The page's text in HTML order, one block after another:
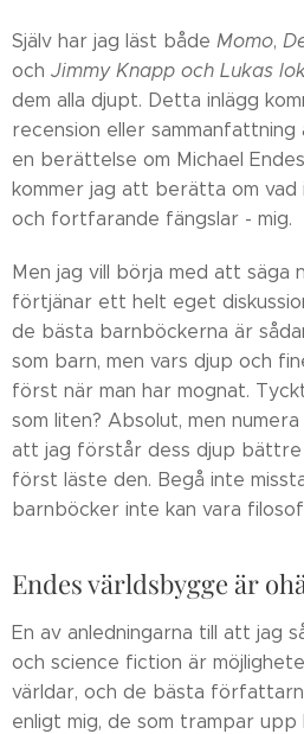
Själv har jag läst både Momo,
och Jimmy Knapp och Lukas
dem alla djupt. Detta inlägg
recension eller
en berättelse om Michael
kommer jag att berätta om vad
och fortfarande fängslar - mig.
Men jag vill börja med att säga
förtjänar ett helt eget
de bästa barnböckerna är
som barn, men vars djup och
först när man har mognat.
som liten? Absolut, men
att jag förstår dess djup bättre
först läste den. Begå inte
barnböcker inte kan vara
Endes världsbygge är
En av anledningarna till att jag
och science fiction är
världar, och de bästa
enligt mig, de som trampar upp